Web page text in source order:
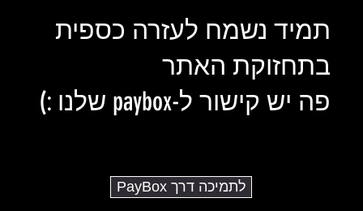
תמיד נשמח לעזרה כספית
בתחזוקת האתר
פה יש קישור ל-paybox שלנו :)
לתמיכה דרך PayBox